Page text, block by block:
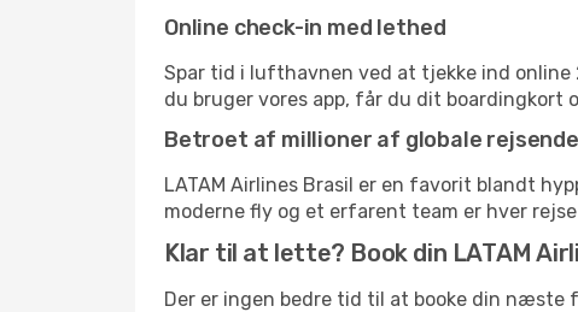
Online check-in med lethed
Spar tid i lufthavnen ved at tjekke ind
du bruger vores app, får du dit boardingkort
Betroet af millioner af globale rejsende
LATAM Airlines Brasil er en favorit blandt
moderne fly og et erfarent team er hver
Klar til at lette? Book din LATAM
Der er ingen bedre tid til at booke din næste